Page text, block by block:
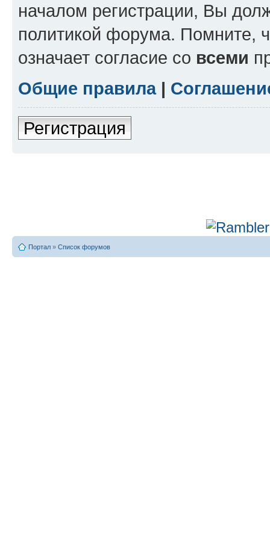
началом регистрации, Вы
политикой форума. Помните,
означает согласие со всеми
Общие правила|
Регистрация
Портал » Список форумов